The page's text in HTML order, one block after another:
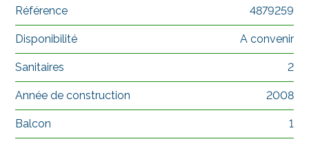
Référence 4879259
Disponibilité A convenir
Sanitaires 2
Année de construction 2008
Balcon 1